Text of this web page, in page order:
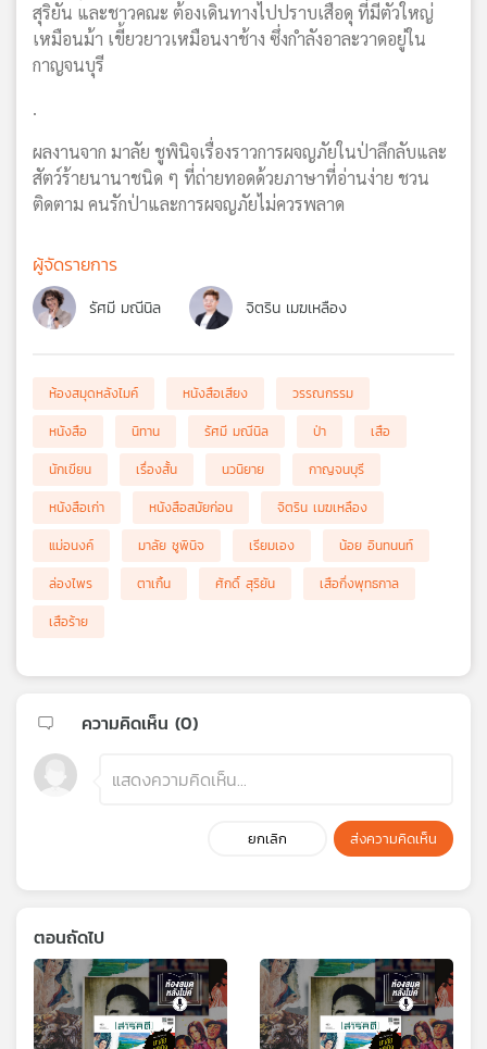
สุริยัน และชาวคณะ ต้องเดินทางไปปราบเสือดุ ที่มีตัวใหญ่
เหมือนม้า เขี้ยวยาวเหมือนงาช้าง ซึ่งกำลังอาละวาดอยู่ใน
กาญจนบุรี
.
ผลงานจาก มาลัย ชูพินิจเรื่องราวการผจญภัยในป่าลึกลับและ
สัตว์ร้ายนานาชนิด ๆ ที่ถ่ายทอดด้วยภาษาที่อ่านง่าย ชวน
ติดตาม คนรักป่าและการผจญภัยไม่ควรพลาด
ผู้จัดรายการ
รัศมี มณีนิล จิตริน เมฆเหลือง
ห้องสมุดหลังไมค์ หนังสือเสียง
วรรณกรรม
หนังสือ
นิทาน รัศมี มณีนิล ป่า
เสือ
นักเขียน
เรื่องสั้น นวนิยาย
กาญจนบุรี
หนังสือเก่า
หนังสือสมัยก่อน
จิตริน เมฆเหลือง
แม่อนงค์
มาลัย ชูพินิจ เรียมเอง
น้อย อินทนนท์
ล่องไพร
ตาเกิ้น ศักดิ์ สุริยัน
เสือกึ่งพุทธกาล
เสือร้าย
ความคิดเห็น (0)
ยกเลิก ส่งความคิดเห็น
ตอนถัดไป